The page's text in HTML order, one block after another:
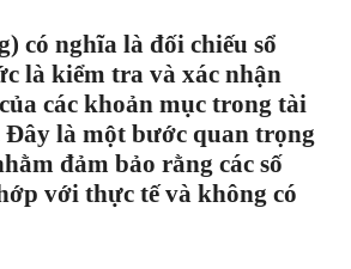
có nghĩa là đối chiếu sổ
là kiểm tra và xác nhận
các khoản mục trong tài
Đây là một bước quan trọng
đảm bảo rằng các số
với thực tế và không có